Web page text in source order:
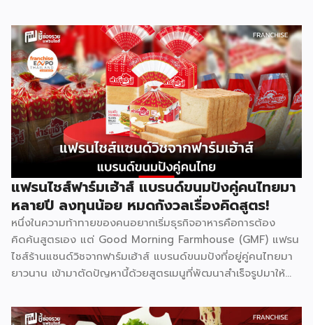
ปกครองไทยให้ความสำคัญกับการเรียนของลูกหลานเสมอ และ
Bright Up Kids คือแบรนด์แฟรนไชส์การศึกษาที่เข้ามาตอบ
โจทย์นี้ ด้วยหลักสูตรที่ได้รับการยอมรับว่าติด 1 ใน 10 กวดวิชาที่
ดีที่สุดในประเทศไทย จุดเด่นสำคัญคืองบลงทุนเริ่มต้นเพียง
79,000 บาท พร้อมระบบเทรนแบบมืออาชีพให้ฟรี ทำให้ผู้ที่ไม่มี
ประสบการณ์ด้านการสอนมาก่อนก็สามารถเป็นเจ้าของธุรกิจกวด
วิชาได้ รู้จัก Bright Up Kids ก่อนตัดสินใจ Bright Up Kids
เป็นแฟรนไชส์การศึกษาที่มีหลักสูตรครบ จบที่เดียว ครอบคลุม
วิชาหลักอย่างคณิตศาสตร์ วิทยาศาสตร์ และภาษาอังกฤษ ซึ่งเป็น
วิชาที่ผู้ปกครองส่วนใหญ่ให้ความสำคัญที่สุดในการติวเสริมให้ลูก
จุดแข็งที่ทำให้แบรนด์ได้รับความเชื่อถือคือการติดอันดับ 1 ใน 10
[…]
แฟรนไชส์ฟาร์มเฮ้าส์ แบรนด์ขนมปังคู่คนไทยมา
หลายปี ลงทุนน้อย หมดกังวลเรื่องคิดสูตร!
หนึ่งในความท้าทายของคนอยากเริ่มธุรกิจอาหารคือการต้อง
คิดค้นสูตรเอง แต่ Good Morning Farmhouse (GMF) แฟรน
ไชส์ร้านแซนด์วิชจากฟาร์มเฮ้าส์ แบรนด์ขนมปังที่อยู่คู่คนไทยมา
ยาวนาน เข้ามาตัดปัญหานี้ด้วยสูตรเมนูที่พัฒนาสำเร็จรูปมาให้
GMF คือการลงทุนที่ไม่สูง ไม่ต้องกังวลเรื่องการคิดสูตรอาหาร